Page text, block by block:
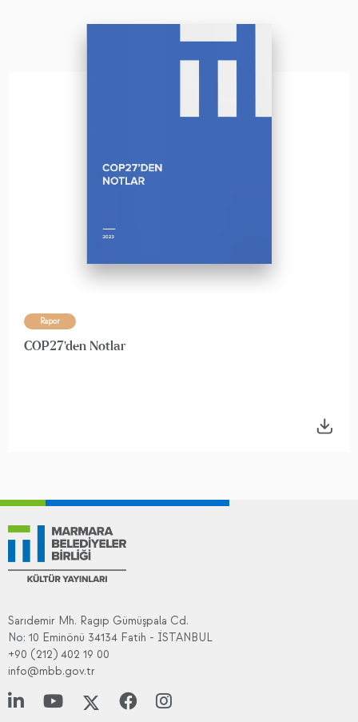
Rapor
COP27'den Notlar
Sarıdemir Mh. Ragıp Gümüşpala Cd.
No: 10 Eminönü 34134 Fatih - İSTANBUL
+90 (212) 402 19 00
info@mbb.gov.tr